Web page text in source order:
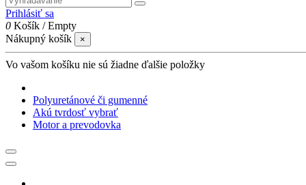
Prihlásiť sa
0 Košík /Empty
Nákupný košík
×
Vo vašom košíku nie sú žiadne ďalšie položky
Polyuretánové či gumenné
Akú tvrdosť vybrať
Motor a prevodovka